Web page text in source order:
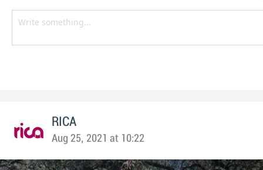
RICA
Aug 25, 2021 at 10:22